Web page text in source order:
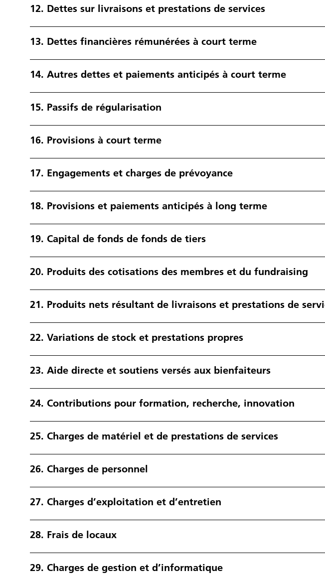
12. Dettes sur livraisons et prestations de services
13. Dettes financières rémunérées à court terme
14. Autres dettes et paiements anticipés à court terme
15. Passifs de régularisation
16. Provisions à court terme
17. Engagements et charges de prévoyance
18. Provisions et paiements anticipés à long terme
19. Capital de fonds de fonds de tiers
20. Produits des cotisations des membres et du fundraising
21. Produits nets résultant de livraisons et prestations de
22. Variations de stock et prestations propres
23. Aide directe et soutiens versés aux bienfaiteurs
24. Contributions pour formation, recherche, innovation
25. Charges de matériel et de prestations de services
26. Charges de personnel
27. Charges d’exploitation et d’entretien
28. Frais de locaux
29. Charges de gestion et d’informatique